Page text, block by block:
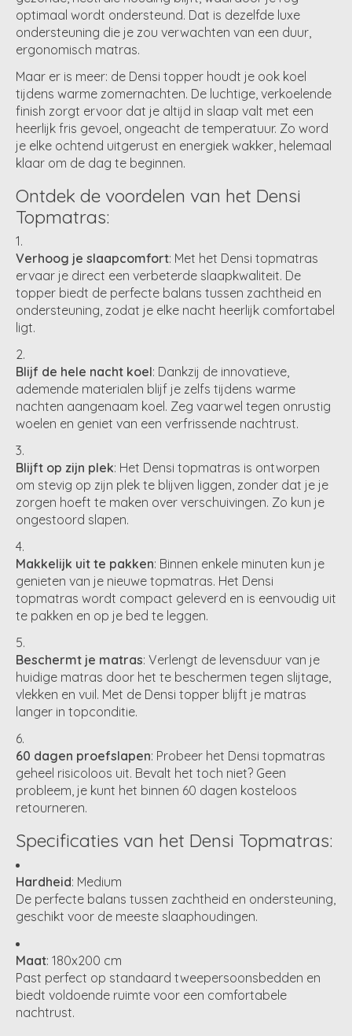
optimaal wordt ondersteund. Dat is dezelfde luxe
ondersteuning die je zou verwachten van een duur,
ergonomisch matras.
Maar er is meer: de Densi topper houdt je ook koel
tijdens warme zomernachten. De luchtige, verkoelende
finish zorgt ervoor dat je altijd in slaap valt met een
heerlijk fris gevoel, ongeacht de temperatuur. Zo word
je elke ochtend uitgerust en energiek wakker, helemaal
klaar om de dag te beginnen.
Ontdek de voordelen van het Densi
Topmatras:
Verhoog je slaapcomfort: Met het Densi topmatras
ervaar je direct een verbeterde slaapkwaliteit. De
topper biedt de perfecte balans tussen zachtheid en
ondersteuning, zodat je elke nacht heerlijk comfortabel
ligt.
Blijf de hele nacht koel: Dankzij de innovatieve,
ademende materialen blijf je zelfs tijdens warme
nachten aangenaam koel. Zeg vaarwel tegen onrustig
woelen en geniet van een verfrissende nachtrust.
Blijft op zijn plek: Het Densi topmatras is ontworpen
om stevig op zijn plek te blijven liggen, zonder dat je je
zorgen hoeft te maken over verschuivingen. Zo kun je
ongestoord slapen.
Makkelijk uit te pakken: Binnen enkele minuten kun je
genieten van je nieuwe topmatras. Het Densi
topmatras wordt compact geleverd en is eenvoudig uit
te pakken en op je bed te leggen.
Beschermt je matras: Verlengt de levensduur van je
huidige matras door het te beschermen tegen slijtage,
vlekken en vuil. Met de Densi topper blijft je matras
langer in topconditie.
60 dagen proefslapen: Probeer het Densi topmatras
geheel risicoloos uit. Bevalt het toch niet? Geen
probleem, je kunt het binnen 60 dagen kosteloos
retourneren.
Specificaties van het Densi Topmatras:
Hardheid: Medium
De perfecte balans tussen zachtheid en ondersteuning,
geschikt voor de meeste slaaphoudingen.
Maat: 180x200 cm
Past perfect op standaard tweepersoonsbedden en
biedt voldoende ruimte voor een comfortabele
nachtrust.